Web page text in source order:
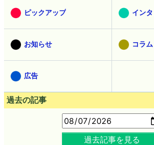
ピックアップ イン
お知らせ コラム
広告
過去の記事
過去記事を見る